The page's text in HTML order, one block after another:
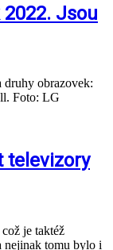
Jsou
obrazovek:
Foto: LG
televizory
je taktéž
nejinak tomu bylo i